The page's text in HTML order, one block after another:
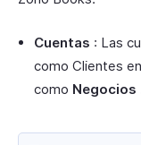
Cuentas : Las
como Clientes
como Negocios